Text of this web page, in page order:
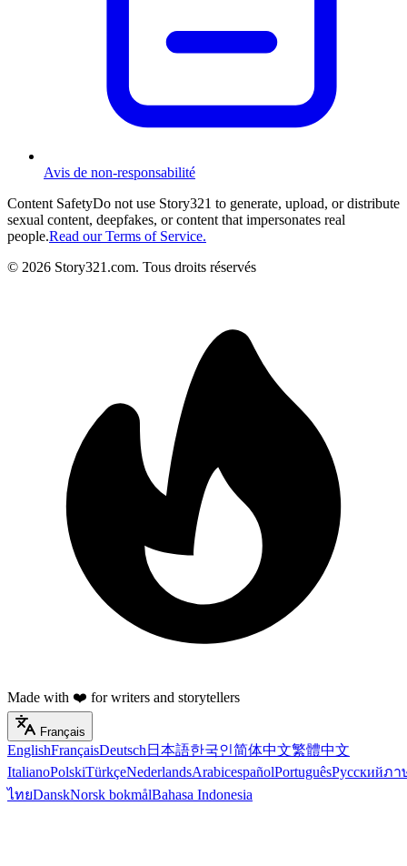
Avis de non-responsabilité
Content SafetyDo not use Story321 to generate, upload, or distribute
sexual content, deepfakes, or content that impersonates real
people.Read our Terms of Service.
© 2026 Story321.com. Tous droits réservés
Made with ❤️ for writers and storytellers
Français
EnglishFrançaisDeutsch 日本語한국인简体中文繁體中文
ItalianoPolskiTürkçeNederlandsArabicespañolPortuguêsРусскийภา
ไทยDanskNorsk bokmålBahasa Indonesia